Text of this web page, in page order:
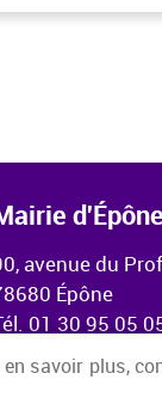
d'Épône
avenue du
Épône
01 30 95 05
savoir plus,